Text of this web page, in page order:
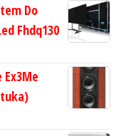
Do
Fhdq130